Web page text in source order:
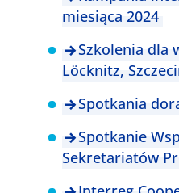
miesiąca 2024
Szkolenia dla
Löcknitz,
Spotkania
Spotkanie
Sekretariatów